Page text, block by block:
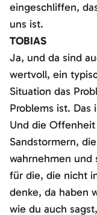
eingeschliffen,
uns ist.
TOBIAS
Ja, und da sind
wertvoll, ein
Situation das
Problems ist. Das
Und die Offenheit
Sandstormern,
wahrnehmen und
für die, die nicht
denke, da haben
wie du auch